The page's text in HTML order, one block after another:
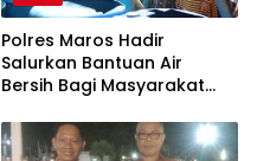
Polres Maros Hadir
Salurkan Bantuan Air
Bersih Bagi Masyarakat
Di Maros